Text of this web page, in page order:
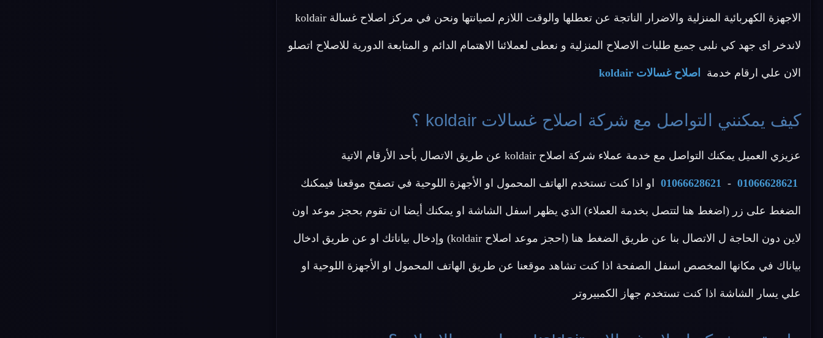
الاجهزة الكهربائية المنزلية والاضرار الناتجة عن تعطلها والوقت اللازم لصيانتها ونحن في مركز اصلاح غسالة koldair
لاندخر اى جهد كي نلبى جميع طلبات الاصلاح المنزلية و نعطى لعملائنا الاهتمام الدائم و المتابعة الدورية للاصلاح اتصلو
الان علي ارقام خدمة اصلاح غسالات koldair
كيف يمكنني التواصل مع شركة اصلاح غسالات koldair ؟
عزيزي العميل يمكنك التواصل مع خدمة عملاء شركة اصلاح koldair عن طريق الاتصال بأحد الأرقام الاتية
01066628621
-
01066628621 او اذا كنت تستخدم الهاتف المحمول او الأجهزة اللوحية في تصفح موقعنا فيمكنك
الضغط على زر (اضغط هنا لتتصل بخدمة العملاء) الذي يظهر اسفل الشاشة او يمكنك أيضا ان تقوم بحجز موعد اون
لاين دون الحاجة ل الاتصال بنا عن طريق الضغط هنا (احجز موعد اصلاح koldair) وإدخال بياناتك او عن طريق ادخال
بياناك في مكانها المخصص اسفل الصفحة اذا كنت تشاهد موقعنا عن طريق الهاتف المحمول او الأجهزة اللوحية او
علي يسار الشاشة اذا كنت تستخدم جهاز الكمبيروتر